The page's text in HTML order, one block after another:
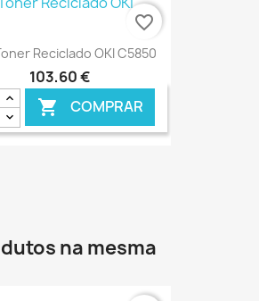
Reciclado OKI C5850
103,60 €
 COMPRAR
favorite_border
na mesma